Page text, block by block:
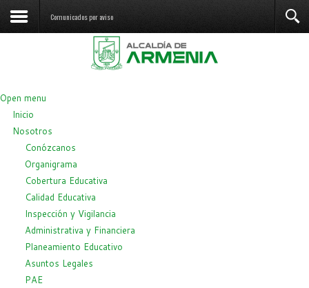
Comunicados por aviso
Open menu
Inicio
Nosotros
Conózcanos
Organigrama
Cobertura Educativa
Calidad Educativa
Inspección y Vigilancia
Administrativa y Financiera
Planeamiento Educativo
Asuntos Legales
PAE